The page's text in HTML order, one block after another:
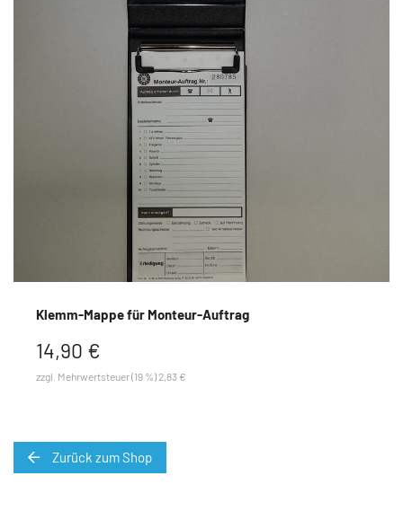
Klemm-Mappe für Monteur-Auftrag
14,90 €
zzgl. Mehrwertsteuer (19 %) 2,83 €
Zurück zum Shop